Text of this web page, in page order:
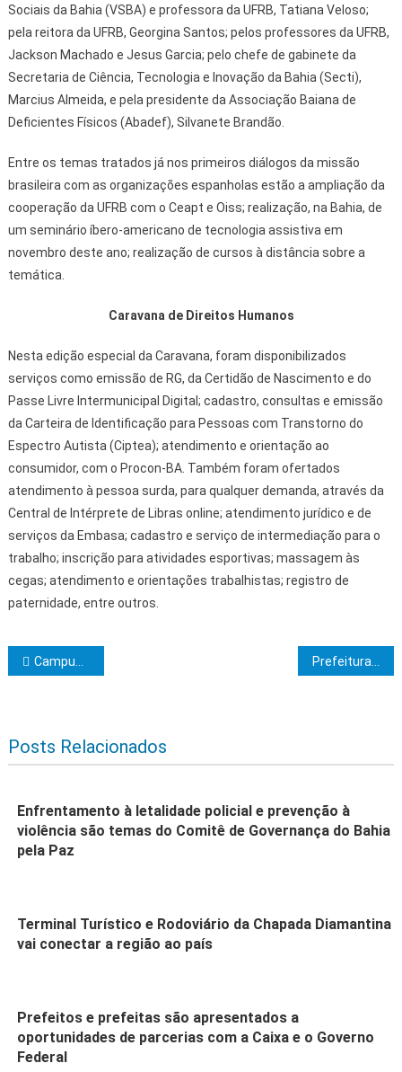
Sociais da Bahia (VSBA) e professora da UFRB, Tatiana Veloso;
pela reitora da UFRB, Georgina Santos; pelos professores da UFRB,
Jackson Machado e Jesus Garcia; pelo chefe de gabinete da
Secretaria de Ciência, Tecnologia e Inovação da Bahia (Secti),
Marcius Almeida, e pela presidente da Associação Baiana de
Deficientes Físicos (Abadef), Silvanete Brandão.
Entre os temas tratados já nos primeiros diálogos da missão
brasileira com as organizações espanholas estão a ampliação da
cooperação da UFRB com o Ceapt e Oiss; realização, na Bahia, de
um seminário íbero-americano de tecnologia assistiva em
novembro deste ano; realização de cursos à distância sobre a
temática.
Caravana de Direitos Humanos
Nesta edição especial da Caravana, foram disponibilizados
serviços como emissão de RG, da Certidão de Nascimento e do
Passe Livre Intermunicipal Digital; cadastro, consultas e emissão
da Carteira de Identificação para Pessoas com Transtorno do
Espectro Autista (Ciptea); atendimento e orientação ao
consumidor, com o Procon-BA. Também foram ofertados
atendimento à pessoa surda, para qualquer demanda, através da
Central de Intérprete de Libras online; atendimento jurídico e de
serviços da Embasa; cadastro e serviço de intermediação para o
trabalho; inscrição para atividades esportivas; massagem às
cegas; atendimento e orientações trabalhistas; registro de
paternidade, entre outros.
Navegação de Post
Campus da Uesc é o que tem o maior número de paus-brasil no mundo
Posts Relacionados
Enfrentamento à letalidade policial e prevenção à
violência são temas do Comitê de Governança do Bahia
pela Paz
Terminal Turístico e Rodoviário da Chapada Diamantina
vai conectar a região ao país
Prefeitos e prefeitas são apresentados a
oportunidades de parcerias com a Caixa e o Governo
Federal